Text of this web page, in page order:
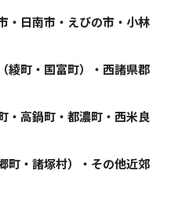
・日南市・えびの市・小林
綾町・国富町）・西諸県郡
・高鍋町・都濃町・西米良
町・諸塚村）・その他近郊